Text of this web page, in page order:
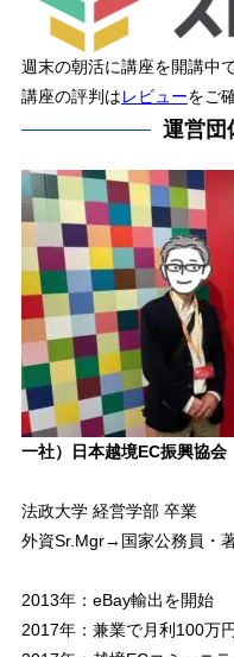
週末の朝活に講座を開講中で
講座の評判はレビューをご
運営
一社）日本越境EC振興協
法政大学 経営学部 卒業
外資Sr.Mgr→国家公務員・
2013年：eBay輸出を開始
2017年：兼業で月利100万